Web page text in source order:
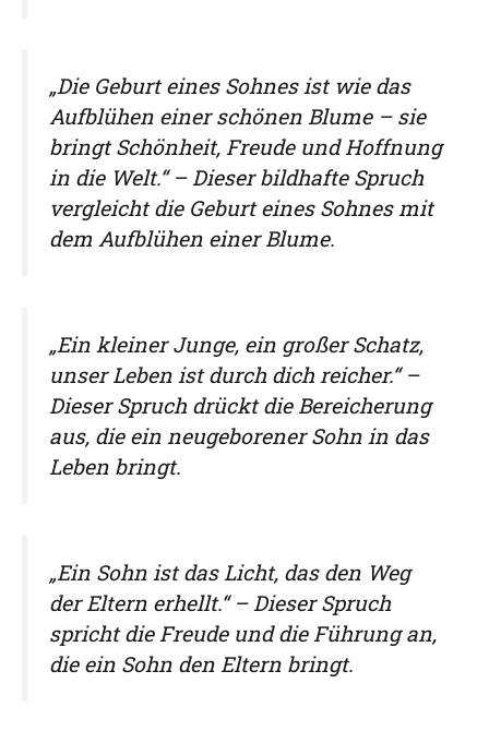
„Die Geburt eines Sohnes ist wie das
Aufblühen einer schönen Blume – sie
bringt Schönheit, Freude und Hoffnung
in die Welt.“ – Dieser bildhafte Spruch
vergleicht die Geburt eines Sohnes mit
dem Aufblühen einer Blume.
„Ein kleiner Junge, ein großer Schatz,
unser Leben ist durch dich reicher.“ –
Dieser Spruch drückt die Bereicherung
aus, die ein neugeborener Sohn in das
Leben bringt.
„Ein Sohn ist das Licht, das den Weg
der Eltern erhellt.“ – Dieser Spruch
spricht die Freude und die Führung an,
die ein Sohn den Eltern bringt.